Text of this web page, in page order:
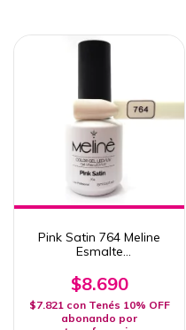
Pink Satin 764 Meline
Esmalte
Uv/Led
$8.690
$7.821 con Tenés 10% OFF
abonando por